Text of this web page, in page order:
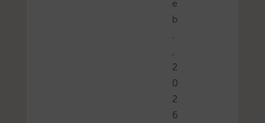
e
b
2
0
2
6